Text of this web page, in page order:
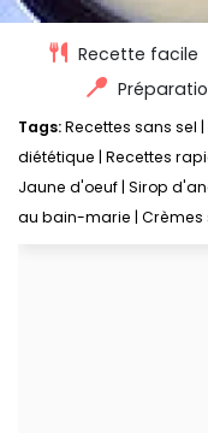
Recette facile
Tags:Recettes sans sel
diététique Recettes
Jaune d'oeuf Sirop
au bain-marie Crèmes